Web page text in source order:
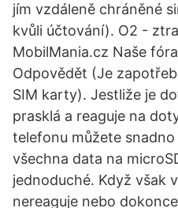
jím vzdáleně chráněné
kvůli účtování). O2 -
MobilMania.cz Naše
Odpovědět (Je
SIM karty). Jestliže je
prasklá a reaguje na
telefonu můžete
všechna data na
jednoduché. Když však
nereaguje nebo